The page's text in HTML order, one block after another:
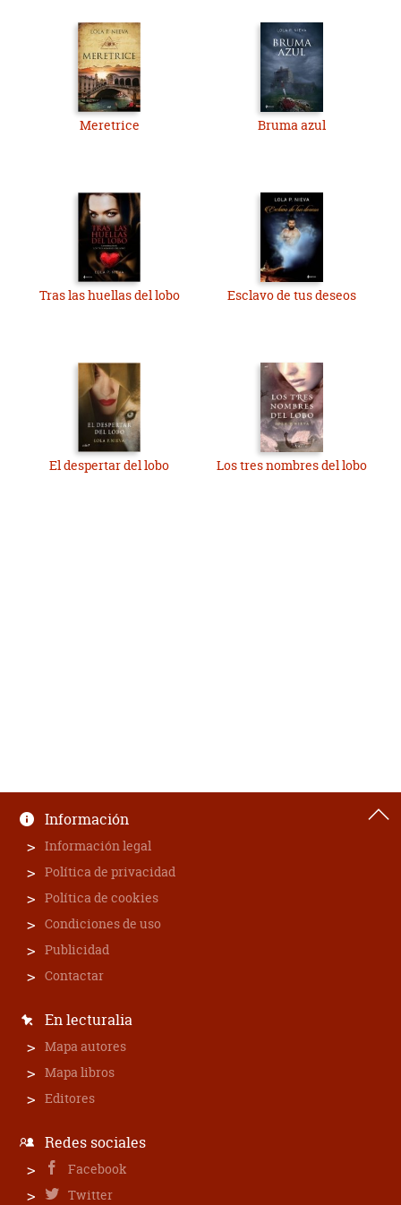
Meretrice Bruma azul
Tras las huellas del lobo Esclavo de tus deseos
El despertar del lobo Los tres nombres del lobo
Información
Información legal
Política de privacidad
Política de cookies
Condiciones de uso
Publicidad
Contactar
En lecturalia
Mapa autores
Mapa libros
Editores
Redes sociales
Facebook
Twitter